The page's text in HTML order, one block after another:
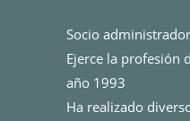
Socio
Ejerce la profesión
año 1993
Ha realizado